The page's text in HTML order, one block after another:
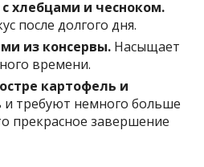
хлебцами и чесноком.
после долгого дня.
из консервы. Насыщает
времени.
картофель и
и требуют немного больше
прекрасное завершение